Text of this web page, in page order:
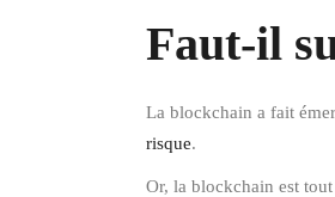
Faut-il
La blockchain a fait
risque.
Or, la blockchain est